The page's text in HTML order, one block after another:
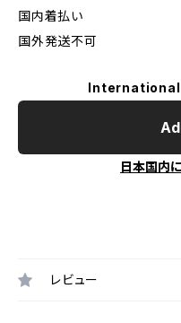
国内着払い
国外発送不可
日本国内
レビュー